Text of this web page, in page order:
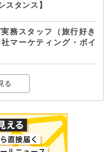
スタンス】
務スタッフ（旅行好き
マーケティング・ボイ
る